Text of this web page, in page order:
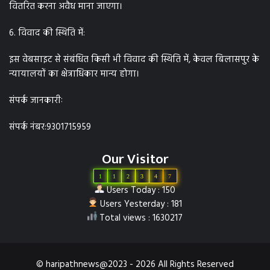
वितरित करना अवैध माना जाएगा।
6. विवाद की स्थिति में:
इस वेबसाइट से संबंधित किसी भी विवाद की स्थिति में, केवल बिलासपुर के
न्यायालयों का क्षेत्राधिकार मान्य होगा।
संपर्क जानकारीः
संपर्क नंबर:9301715959
Our Visitor
1 1 2 3 4 7
Users Today : 150
Users Yesterday : 181
Total views : 1630217
© haripathnews@2023 - 2026 All Rights Reserved